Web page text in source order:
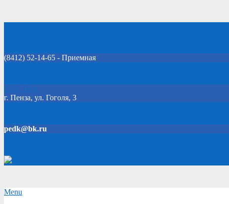
(8412) 52-14-65 - Приемная
Click Here
г. Пенза, ул. Гоголя, 3
pedk@bk.ru
Secondary
Menu